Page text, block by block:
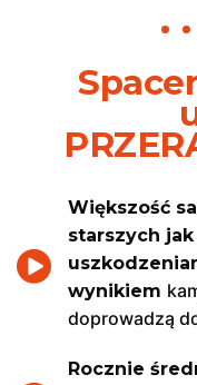
Większość
starszych
wynikiem
doprowadzą
Rocznie